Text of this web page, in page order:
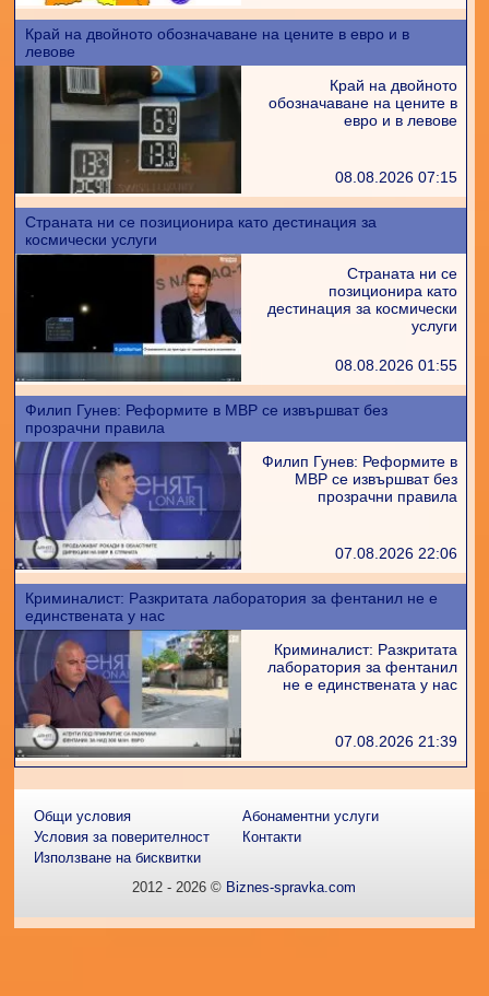
Край на двойното обозначаване на цените в евро и в
левове
Край на двойното
обозначаване на цените в
евро и в левове
08.08.2026 07:15
Страната ни се позиционира като дестинация за
космически услуги
Страната ни се
позиционира като
дестинация за космически
услуги
08.08.2026 01:55
Филип Гунев: Реформите в МВР се извършват без
прозрачни правила
Филип Гунев: Реформите в
МВР се извършват без
прозрачни правила
07.08.2026 22:06
Криминалист: Разкритата лаборатория за фентанил не е
единствената у нас
Криминалист: Разкритата
лаборатория за фентанил
не е единствената у нас
07.08.2026 21:39
Общи условия
Условия за поверителност
Използване на бисквитки
Абонаментни услуги
Контакти
2012 - 2026 © Biznes-spravka.com